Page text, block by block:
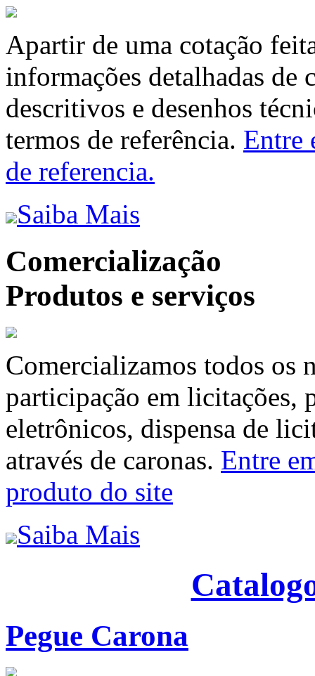
Apartir de uma cotação
informações detalhadas de
descritivos e desenhos
termos de referência. Entre
de referencia.
Saiba Mais
Comercialização
Produtos e serviços
Comercializamos todos os
participação em licitações,
eletrônicos, dispensa de
através de caronas. Entre
produto do site
Saiba Mais
Pegue Carona